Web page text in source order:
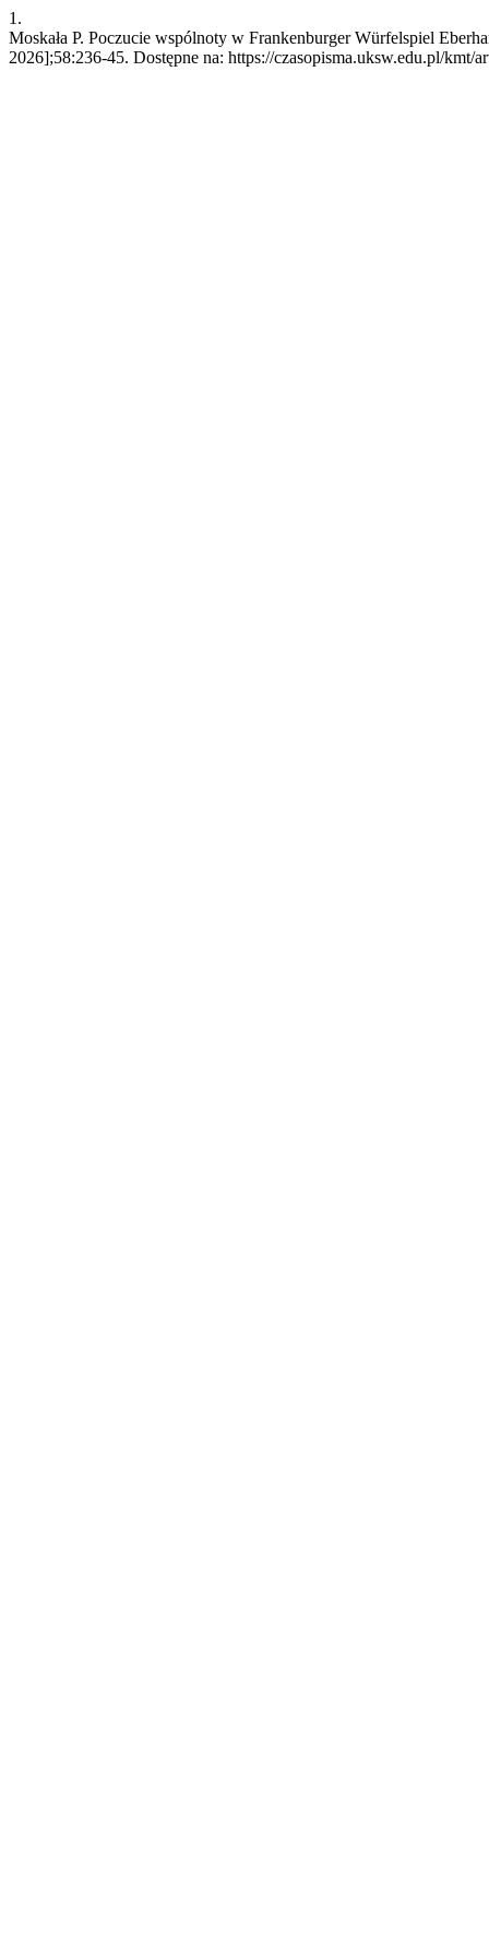
1.
Moskała P. Poczucie wspólnoty w Frankenburger Würfelspiel
2026];58:236-45. Dostępne na: https://czasopisma.uksw.edu.pl/kmt/